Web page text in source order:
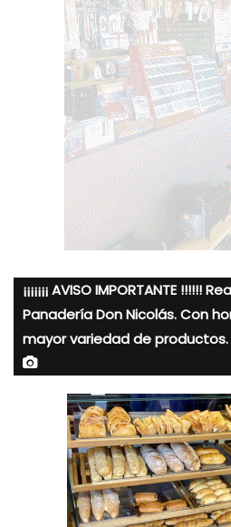
¡¡¡¡¡¡¡ AVISO IMPORTANTE !!!!!!
Panadería Don Nicolás. Con
mayor variedad de productos.